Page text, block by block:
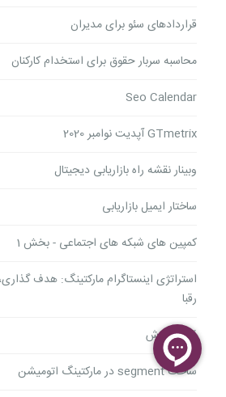
قراردادهای سئو برای مدیران
محاسبه سربار حقوق برای استخدام کارکنان
Seo Calendar
GTmetrix آپدیت نوامبر 2020
وبینار نقشه راه بازاریابی دیجیتال
ساختار ایمیل بازاریابی
کمپین های شبکه های اجتماعی - بخش 1
استراتژی اینستاگرام مارکتینگ: هدف
رقبا
قیف فروش
ساخت segment در مارکتینگ اتومیشن